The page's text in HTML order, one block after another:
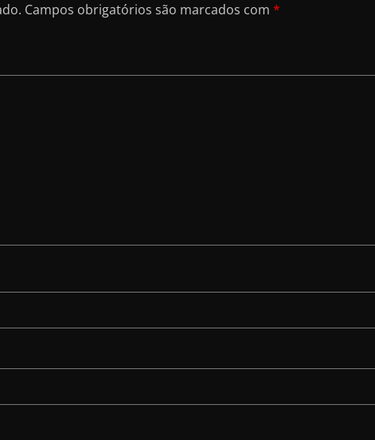
Campos obrigatórios são marcados com *